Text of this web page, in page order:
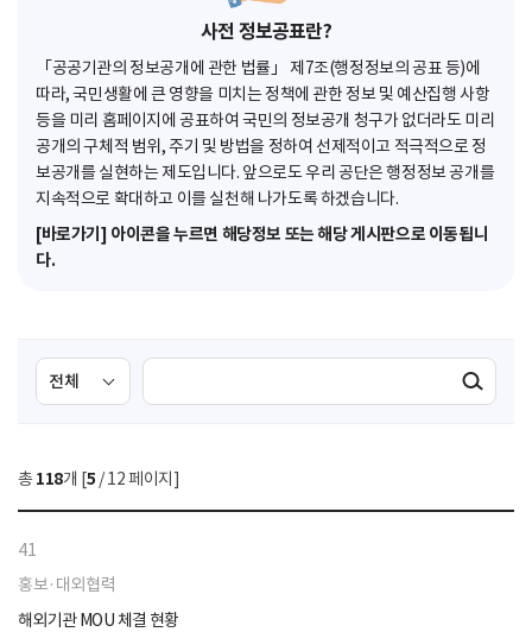
사전 정보공표란?
「공공기관의 정보공개에 관한 법률」 제7조(행정정보의 공표 등)에
따라, 국민생활에 큰 영향을 미치는 정책에 관한 정보 및 예산집행 사항
등을 미리 홈페이지에 공표하여 국민의 정보공개 청구가 없더라도 미리
공개의 구체적 범위, 주기 및 방법을 정하여 선제적이고 적극적으로 정
보공개를 실현하는 제도입니다. 앞으로도 우리 공단은 행정정보 공개를
지속적으로 확대하고 이를 실천해 나가도록 하겠습니다.
[바로가기] 아이콘을 누르면 해당정보 또는 해당 게시판으로 이동됩니
다.
검
색
선
택
색
검색실행
총 118개 [5 / 12 페이지]
41
홍보·대외협력
해외기관 MOU 체결 현황